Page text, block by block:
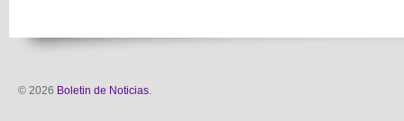
© 2026 Boletin de Noticias.